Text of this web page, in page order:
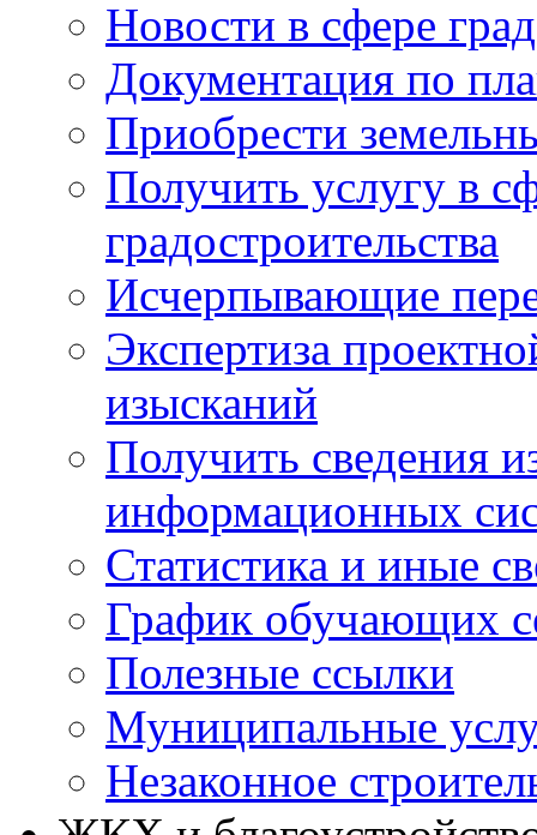
Новости в сфере
Документация по
Приобрести
Получить услугу в
градостроительства
Исчерпывающие
Экспертиза
изысканий
Получить сведения
информационных
Статистика и иные
График обучающих
Полезные ссылки
Муниципальные
Незаконное